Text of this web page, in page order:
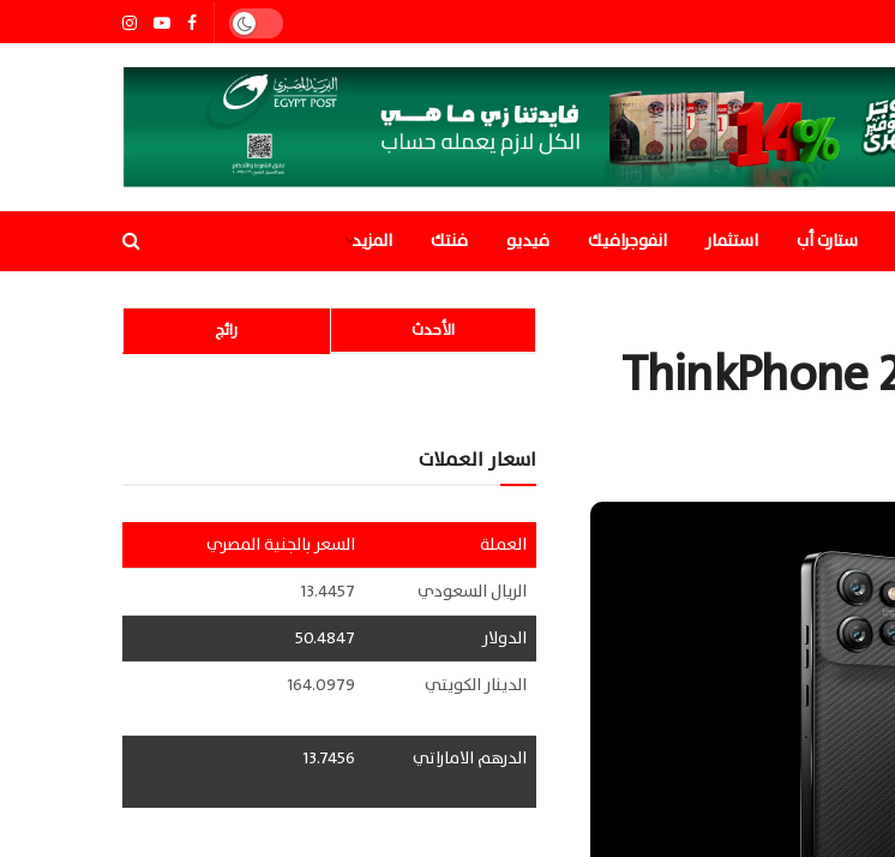
ستارت أب استثمار انفوجرافيك فيديو فنتك المزيد
رائج الأحدث
اسعار العملات
العملة
السعر بالجنية المصري
الريال السعودي
13.4457
الدولار
50.4847
الدينار الكويتي
164.0979
الدرهم الاماراتي 13.7456